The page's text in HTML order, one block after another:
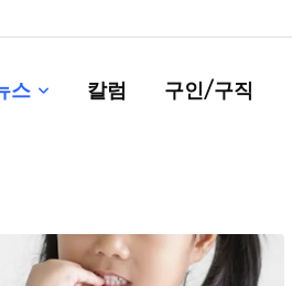
스 칼럼 구인/구직